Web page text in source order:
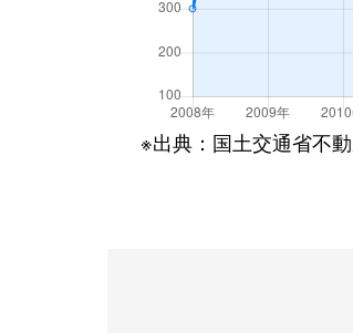
※出典：国土交通省不